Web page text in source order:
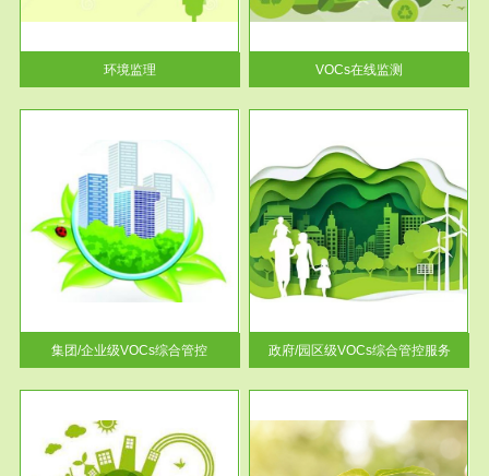
环境监理
治“十二五”规划》有机废气净化
率达...
VOCs在线监测
集团/企业级VOCs综合管控
服务范围
政府/园区级VOCs综合管控服务
根据《石化行业挥发性有机物综
合整治方案》文件要求，到2017
年，全...
政府/园区级VOCs综合管控服务
服务范围